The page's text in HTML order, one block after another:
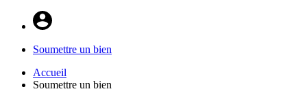
Soumettre un bien
Accueil
Soumettre un bien